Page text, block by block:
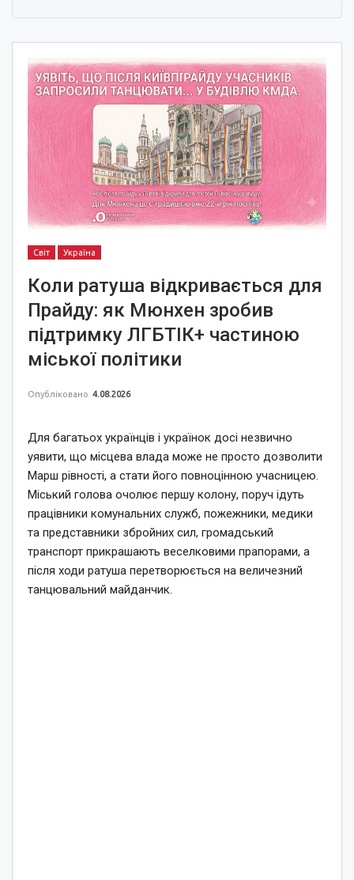
Світ Україна
Коли ратуша відкривається для
Прайду: як Мюнхен зробив
підтримку ЛГБТІК+ частиною
міської політики
Опубліковано 4.08.2026
Для багатьох українців і українок досі незвично
уявити, що місцева влада може не просто дозволити
Марш рівності, а стати його повноцінною учасницею.
Міський голова очолює першу колону, поруч ідуть
працівники комунальних служб, пожежники, медики
та представники збройних сил, громадський
транспорт прикрашають веселковими прапорами, а
після ходи ратуша перетворюється на величезний
танцювальний майданчик.